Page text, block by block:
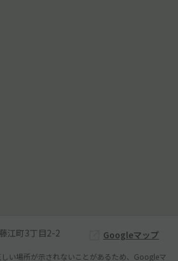
江町3丁目2-2 Googleマップ
い場所が示されないことがあるため、Googleマ